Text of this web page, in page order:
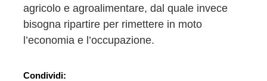
agricolo e agroalimentare, dal quale invece
bisogna ripartire per rimettere in moto
l’economia e l’occupazione.
Condividi: